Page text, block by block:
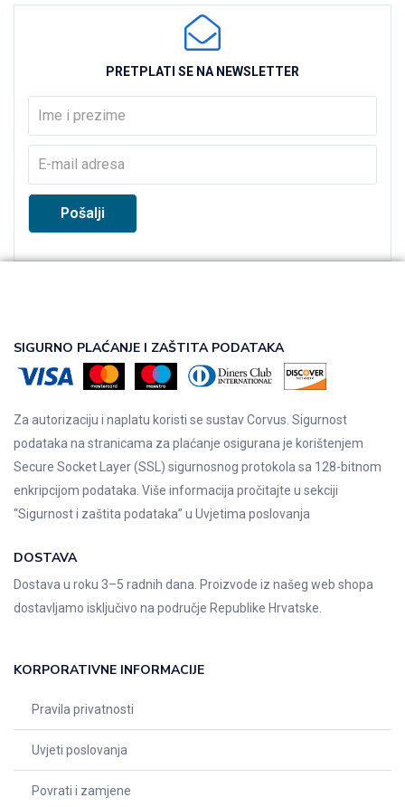
PRETPLATI SE NA NEWSLETTER
SIGURNO PLAĆANJE I ZAŠTITA PODATAKA
Za autorizaciju i naplatu koristi se sustav Corvus. Sigurnost
podataka na stranicama za plaćanje osigurana je korištenjem
Secure Socket Layer (SSL) sigurnosnog protokola sa 128-bitnom
enkripcijom podataka. Više informacija pročitajte u sekciji
“Sigurnost i zaštita podataka” u Uvjetima poslovanja
DOSTAVA
Dostava u roku 3–5 radnih dana. Proizvode iz našeg web shopa
dostavljamo isključivo na područje Republike Hrvatske.
KORPORATIVNE INFORMACIJE
Pravila privatnosti
Uvjeti poslovanja
Povrati i zamjene